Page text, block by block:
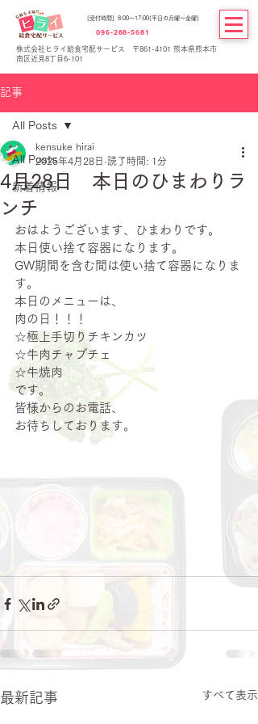
[受付時間] 8:00～17:00(平日の月曜～金曜)
096-288-5681
株式会社ヒライ給食宅配サービス 〒861-4101 熊本県熊本市
南区近見8丁目6-101
記事
All Posts
新着情報
All Posts
4月28日 本日のひまわりラ
ンチ
kensuke hirai
2025年4月28日 読了時間: 1分
おはようございます、ひまわりです。
本日使い捨て容器になります。
GW期間を含む間は使い捨て容器になりま
す。
本日のメニューは、
肉の日！！！
☆極上手切りチキンカツ
☆牛肉チャプチェ
☆牛焼肉
です。
皆様からのお電話、
お待ちしております。
最新記事 すべて表示